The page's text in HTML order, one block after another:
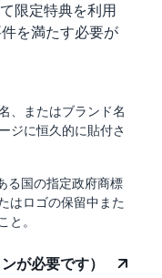
限定特典を利用
を満たす必要が
、またはブランド名
ジに恒久的に貼付さ
る国の指定政府商標
はロゴの保留中また
と。
が必要です）